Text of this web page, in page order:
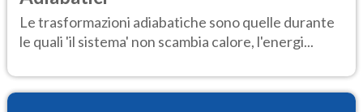
Le trasformazioni adiabatiche sono quelle durante
le quali 'il sistema' non scambia calore, l'energi...